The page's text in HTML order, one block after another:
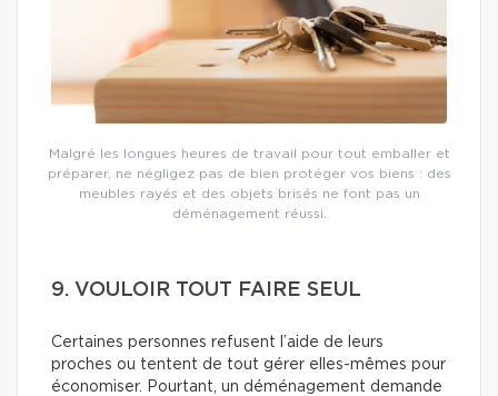
Malgré les longues heures de travail pour tout emballer et
préparer, ne négligez pas de bien protéger vos biens : des
meubles rayés et des objets brisés ne font pas un
déménagement réussi.
9. VOULOIR TOUT FAIRE SEUL
Certaines personnes refusent l’aide de leurs
proches ou tentent de tout gérer elles-mêmes pour
économiser. Pourtant, un déménagement demande